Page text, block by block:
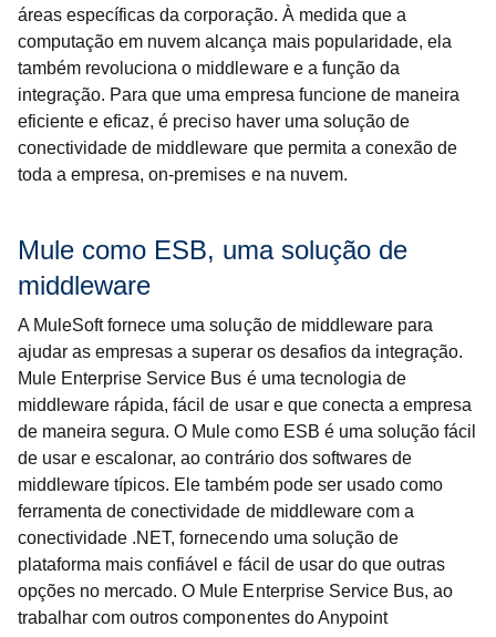
áreas específicas da corporação. À medida que a
computação em nuvem alcança mais popularidade, ela
também revoluciona o middleware e a função da
integração. Para que uma empresa funcione de maneira
eficiente e eficaz, é preciso haver uma solução de
conectividade de middleware que permita a conexão de
toda a empresa, on-premises e na nuvem.
Mule como ESB, uma solução de
middleware
A MuleSoft fornece uma solução de middleware para
ajudar as empresas a superar os desafios da integração.
Mule Enterprise Service Bus é uma tecnologia de
middleware rápida, fácil de usar e que conecta a empresa
de maneira segura. O Mule como ESB é uma solução fácil
de usar e escalonar, ao contrário dos softwares de
middleware típicos. Ele também pode ser usado como
ferramenta de conectividade de middleware com a
conectividade .NET, fornecendo uma solução de
plataforma mais confiável e fácil de usar do que outras
opções no mercado. O Mule Enterprise Service Bus, ao
trabalhar com outros componentes doAnypoint